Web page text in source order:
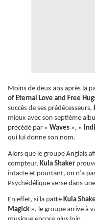
Moins de deux ans après la
of Eternal Love and Free
succès de ses prédécesseurs,
mieux avec son septième
précédé par « Waves », «
qui lui donne son nom.
Alors que le groupe Anglais
compteur, Kula Shaker
intacte et pourtant, on n’a
Psychédélique verse dans
En effet, si la patte Kula
Magick », le groupe arrive à